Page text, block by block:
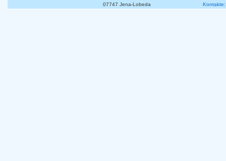
07747 Jena-Lobeda